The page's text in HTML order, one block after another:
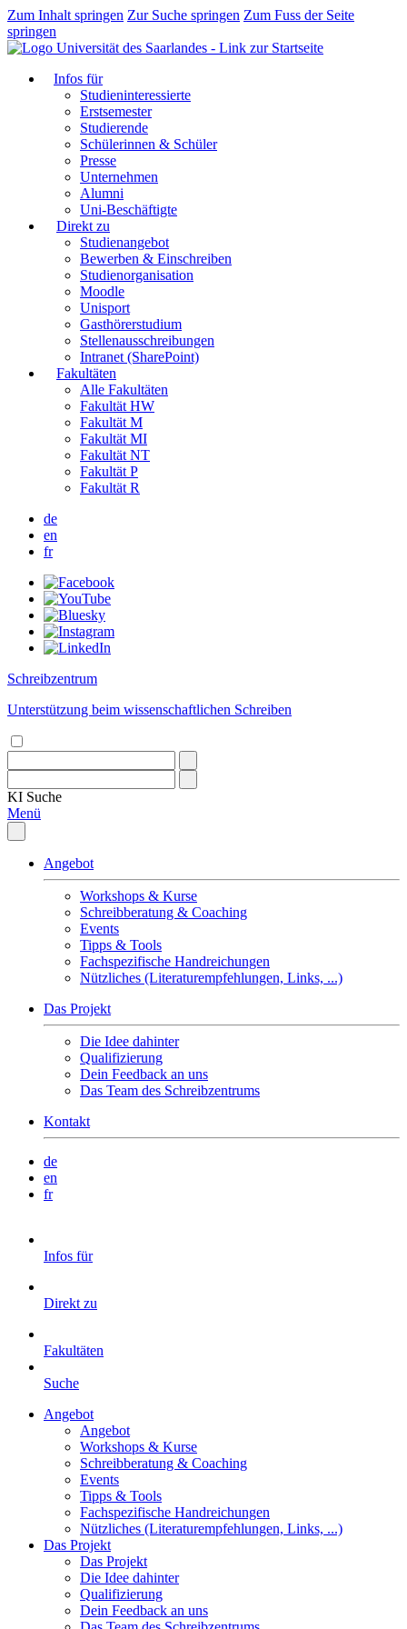
Zum Inhalt springen Zur Suche springen Zum Fuss der Seite
springen
Infos für
Studieninteressierte
Erstsemester
Studierende
Schülerinnen & Schüler
Presse
Unternehmen
Alumni
Uni-Beschäftigte
Direkt zu
Studienangebot
Bewerben & Einschreiben
Studienorganisation
Moodle
Unisport
Gasthörerstudium
Stellenausschreibungen
Intranet (SharePoint)
Fakultäten
Alle Fakultäten
Fakultät HW
Fakultät M
Fakultät MI
Fakultät NT
Fakultät P
Fakultät R
de
en
fr
Schreibzentrum
Unterstützung beim wissenschaftlichen Schreiben
KI Suche
Menü
Angebot
Workshops & Kurse
Schreibberatung & Coaching
Events
Tipps & Tools
Fachspezifische Handreichungen
Nützliches (Literaturempfehlungen, Links, ...)
Das Projekt
Die Idee dahinter
Qualifizierung
Dein Feedback an uns
Das Team des Schreibzentrums
Kontakt
de
en
fr
Infos für
Direkt zu
Fakultäten
Suche
Angebot
Angebot
Workshops & Kurse
Schreibberatung & Coaching
Events
Tipps & Tools
Fachspezifische Handreichungen
Nützliches (Literaturempfehlungen, Links, ...)
Das Projekt
Das Projekt
Die Idee dahinter
Qualifizierung
Dein Feedback an uns